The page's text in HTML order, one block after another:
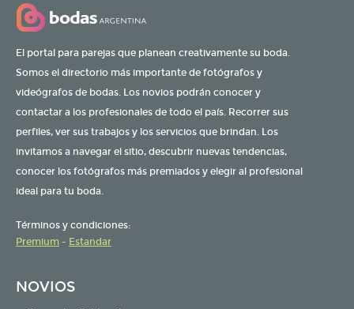
El portal para parejas que planean creativamente su boda.
Somos el directorio más importante de fotógrafos y
videógrafos de bodas. Los novios podrán conocer y
contactar a los profesionales de todo el país. Recorrer sus
perfiles, ver sus trabajos y los servicios que brindan. Los
invitamos a navegar el sitio, descubrir nuevas tendencias,
conocer los fotógrafos más premiados y elegir al profesional
ideal para tu boda.
Términos y condiciones:
Premium - Estandar
NOVIOS